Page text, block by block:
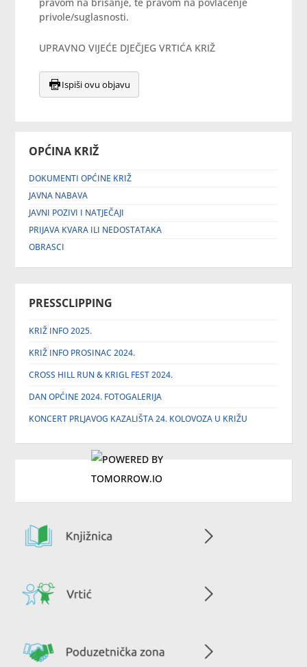
OPĆINA KRIŽ
DOKUMENTI OPĆINE KRIŽ
JAVNA NABAVA
JAVNI POZIVI I NATJEČAJI
PRIJAVA KVARA ILI NEDOSTATAKA
OBRASCI
PRESSCLIPPING
KRIŽ INFO 2025.
KRIŽ INFO PROSINAC 2024.
CROSS HILL RUN & KRIGL FEST 2024.
DAN OPĆINE 2024. FOTOGALERIJA
KONCERT PRLJAVOG KAZALIŠTA 24. KOLOVOZA U KRIŽU
privole/suglasnosti.
UPRAVNO VIJEĆE DJEČJEG VRTIĆA KRIŽ
Ispiši ovu objavu